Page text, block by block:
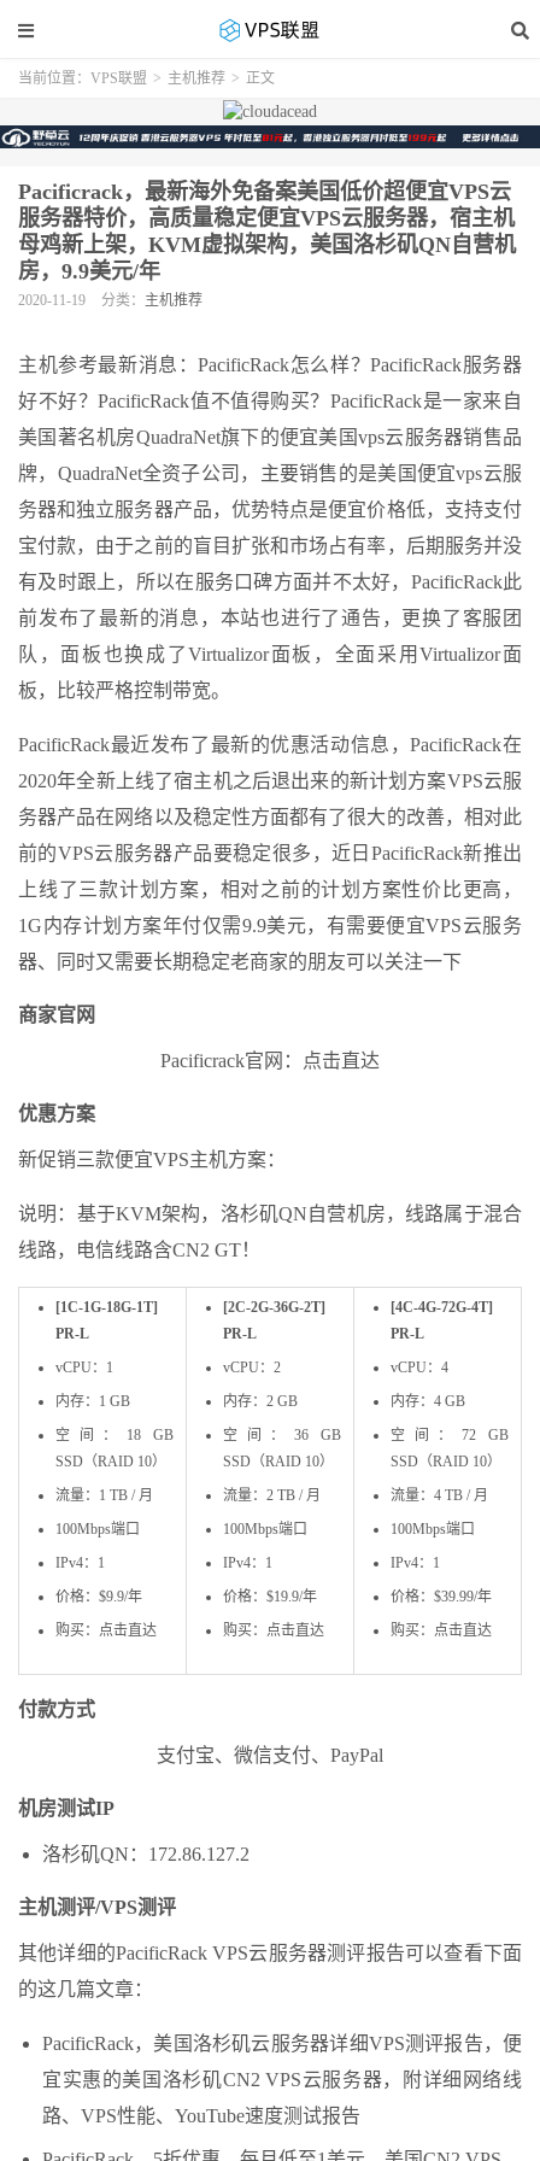
当前位置： VPS联盟 > 主机推荐 > 正文
Pacificrack，最新海外免备案美国低价超便宜VPS云
服务器特价，高质量稳定便宜VPS云服务器，宿主机
母鸡新上架，KVM虚拟架构，美国洛杉矶QN自营机
房，9.9美元/年
2020-11-19 分类： 主机推荐
主机参考最新消息：PacificRack怎么样？PacificRack服务器
好不好？PacificRack值不值得购买？PacificRack是一家来自
美国著名机房QuadraNet旗下的便宜美国vps云服务器销售品
牌，QuadraNet全资子公司，主要销售的是美国便宜vps云服
务器和独立服务器产品，优势特点是便宜价格低，支持支付
宝付款，由于之前的盲目扩张和市场占有率，后期服务并没
有及时跟上，所以在服务口碑方面并不太好，PacificRack此
前发布了最新的消息，本站也进行了通告，更换了客服团
队，面板也换成了Virtualizor面板，全面采用Virtualizor面
板，比较严格控制带宽。
PacificRack最近发布了最新的优惠活动信息，PacificRack在
2020年全新上线了宿主机之后退出来的新计划方案VPS云服
务器产品在网络以及稳定性方面都有了很大的改善，相对此
前的VPS云服务器产品要稳定很多，近日PacificRack新推出
上线了三款计划方案，相对之前的计划方案性价比更高，
1G内存计划方案年付仅需9.9美元，有需要便宜VPS云服务
器、同时又需要长期稳定老商家的朋友可以关注一下
商家官网
Pacificrack官网：点击直达
优惠方案
新促销三款便宜VPS主机方案：
说明：基于KVM架构，洛杉矶QN自营机房，线路属于混合
线路，电信线路含CN2 GT！
[1C-1G-18G-1T]
PR-L
vCPU：1
内存：1 GB
空间：18 GB
SSD（RAID 10）
流量：1 TB / 月
100Mbps端口
IPv4：1
价格：$9.9/年
购买：点击直达
[2C-2G-36G-2T]
PR-L
vCPU：2
内存：2 GB
空间：36 GB
SSD（RAID 10）
流量：2 TB / 月
100Mbps端口
IPv4：1
价格：$19.9/年
购买：点击直达
[4C-4G-72G-4T]
PR-L
vCPU：4
内存：4 GB
空间：72 GB
SSD（RAID 10）
流量：4 TB / 月
100Mbps端口
IPv4：1
价格：$39.99/年
购买：点击直达
付款方式
支付宝、微信支付、PayPal
机房测试IP
洛杉矶QN：172.86.127.2
主机测评/VPS测评
其他详细的PacificRack VPS云服务器测评报告可以查看下面
的这几篇文章：
PacificRack，美国洛杉矶云服务器详细VPS测评报告，便
宜实惠的美国洛杉矶CN2 VPS云服务器，附详细网络线
路、VPS性能、YouTube速度测试报告